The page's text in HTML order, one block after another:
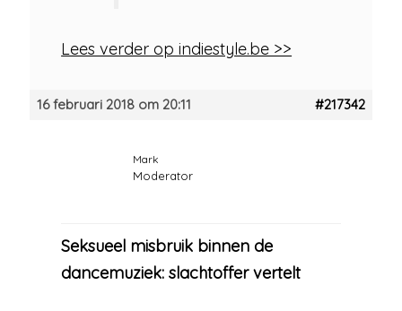
Lees verder op indiestyle.be >>
16 februari 2018 om 20:11 #217342
Mark
Moderator
Seksueel misbruik binnen de
dancemuziek: slachtoffer vertelt